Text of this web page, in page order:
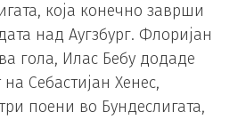
која конечно заврши
над Аугзбург. Флоријан
гола, Илас Бебу додаде
Себастијан Хенес,
поени во Бундеслигата,